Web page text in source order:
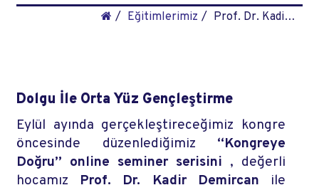
Eğitimlerimiz Prof. Dr. Kadir Demircan- Beslenmeden Kozmetiğe Genetik Çağa Hoşgeldiniz!
Dolgu İle Orta Yüz Gençleştirme
Eylül ayında gerçekleştireceğimiz kongre
öncesinde düzenlediğimiz “Kongreye
Doğru” online seminer serisini , değerli
hocamız Prof. Dr. Kadir Demircan ile